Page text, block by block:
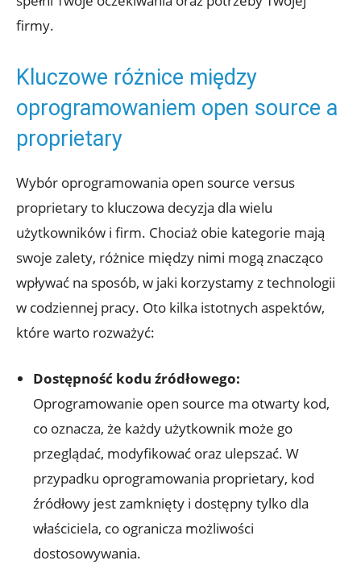
firmy.
Kluczowe różnice między
oprogramowaniem open source a
proprietary
Wybór oprogramowania open source versus
proprietary to kluczowa decyzja dla wielu
użytkowników i firm. Chociaż obie kategorie mają
swoje zalety, różnice między nimi mogą znacząco
wpływać na sposób, w jaki korzystamy z technologii
w codziennej pracy. Oto kilka istotnych aspektów,
które warto rozważyć:
Dostępność kodu źródłowego:
Oprogramowanie open source ma otwarty kod,
co oznacza, że każdy użytkownik może go
przeglądać, modyfikować oraz ulepszać. W
przypadku oprogramowania proprietary, kod
źródłowy jest zamknięty i dostępny tylko dla
właściciela, co ogranicza możliwości
dostosowywania.